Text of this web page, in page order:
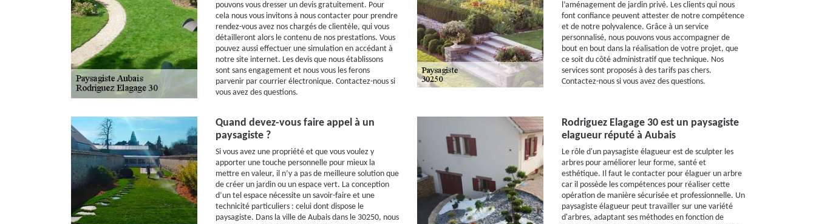
pouvons vous dresser un devis gratuitement. Pour
cela nous vous invitons à nous contacter pour prendre
rendez-vous avez nos chargés de clientèle, qui vous
détailleront alors le contenu de nos prestations. Vous
pouvez aussi effectuer une simulation en accédant à
notre site internet. Les devis que nous établissons
sont sans engagement et nous vous les ferons
parvenir par courrier électronique. Contactez-nous si
vous avez des questions.
l’aménagement de jardin privé. Les clients qui nous
font confiance peuvent attester de notre compétence
et de notre polyvalence. Grâce à un service
personnalisé, nous pouvons vous accompagner de
bout en bout dans la réalisation de votre projet, que
ce soit du côté administratif que technique. Nos
services sont proposés à des tarifs pas chers.
Contactez-nous si vous avez des questions.
Quand devez-vous faire appel à un
paysagiste ?
Si vous avez une propriété et que vous voulez y
apporter une touche personnelle pour mieux la
mettre en valeur, il n’y a pas de meilleure solution que
de créer un jardin ou un espace vert. La conception
d’un tel espace nécessite un savoir-faire et une
technicité particuliers : celui dont dispose le
paysagiste. Dans la ville de Aubais dans le 30250, nous
Rodriguez Elagage 30 est un paysagiste
elagueur réputé à Aubais
Le rôle d'un paysagiste élagueur est de sculpter les
arbres pour améliorer leur forme, santé et
esthétique. Il faut le contacter pour élaguer un arbre
car il possède les compétences pour réaliser cette
opération de manière sécurisée et professionnelle. Un
paysagiste élagueur peut travailler sur une variété
d'arbres, adaptant ses méthodes en fonction de